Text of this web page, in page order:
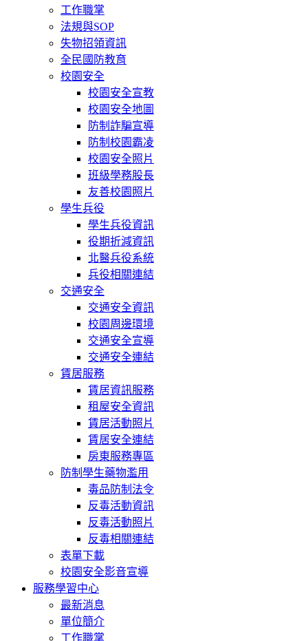
工作職掌
法規與SOP
失物招領資訊
全民國防教育
校園安全
校園安全宣教
校園安全地圖
防制詐騙宣導
防制校園霸凌
校園安全照片
班級學務股長
友善校園照片
學生兵役
學生兵役資訊
役期折減資訊
北醫兵役系統
兵役相關連結
交通安全
交通安全資訊
校園周邊環境
交通安全宣導
交通安全連結
賃居服務
賃居資訊服務
租屋安全資訊
賃居活動照片
賃居安全連結
房東服務專區
防制學生藥物濫用
毒品防制法令
反毒活動資訊
反毒活動照片
反毒相關連結
表單下載
校園安全影音宣導
服務學習中心
最新消息
單位簡介
工作職掌